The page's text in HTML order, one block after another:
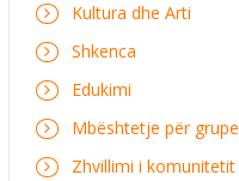
Kultura dhe Arti
Shkenca
Edukimi
Mbështetje për
Zhvillimi i komunitetit